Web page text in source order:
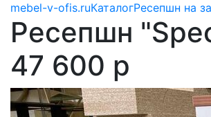
mebel-v-ofis.ruКаталогРесепшн на
Ресепшн
47 600 р